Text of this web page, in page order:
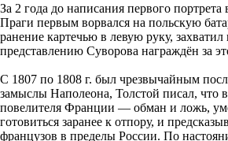
За 2 года до написания первого
Праги первым ворвался на польскую
ранение картечью в левую руку,
представлению Суворова награждён за
С 1807 по 1808 г. был чрезвычайным
замыслы Наполеона, Толстой писал, что
повелителя Франции — обман и ложь,
готовиться заранее к отпору, и
французов в пределы России. По